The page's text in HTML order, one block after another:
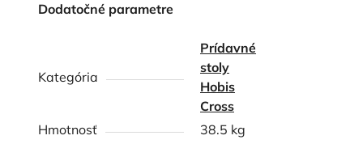
Dodatočné parametre
Kategória
Prídavné
stoly
Hobis
Cross
Hmotnosť
38.5 kg